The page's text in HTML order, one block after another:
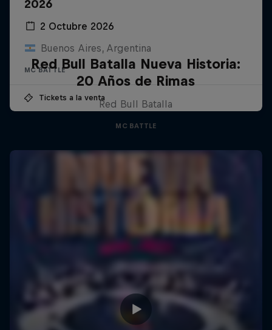
2026
2 Octubre 2026
Buenos Aires, Argentina
MC BATTLE
Tickets a la venta
Red Bull Batalla Nueva Historia:
20 Años de Rimas
Red Bull Batalla
MC BATTLE